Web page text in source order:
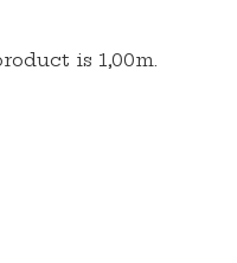
is 1,00m.